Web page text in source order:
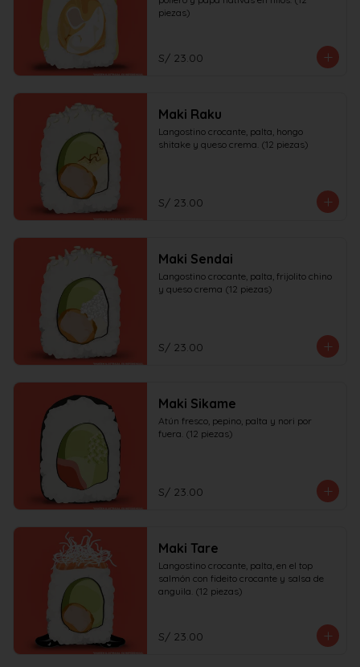
piezas)
S/ 23.00
Maki Raku
Langostino crocante, palta, hongo
shitake y queso crema. (12 piezas)
S/ 23.00
Maki Sendai
Langostino crocante, palta, frijolito chino
y queso crema (12 piezas)
S/ 23.00
Maki Sikame
Atún fresco, pepino, palta y nori por
fuera. (12 piezas)
S/ 23.00
Maki Tare
Langostino crocante, palta, en el top
salmón con fideito crocante y salsa de
anguila. (12 piezas)
S/ 23.00